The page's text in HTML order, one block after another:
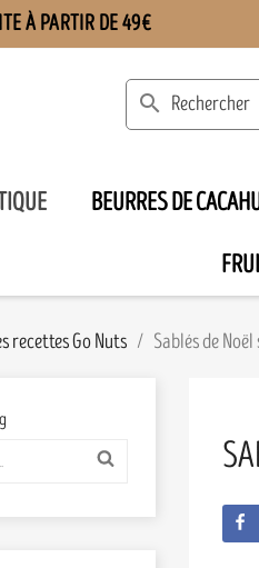
À PARTIR DE 49€
search
BEURRES DE
recettes Go Nuts Sablés de